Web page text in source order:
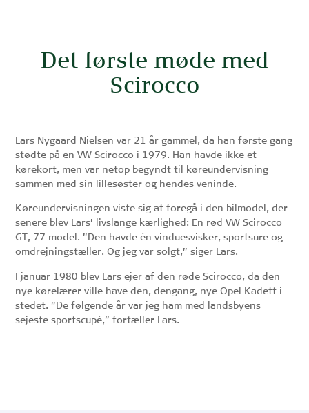
Det første møde med
Scirocco
Lars Nygaard Nielsen var 21 år gammel, da han første gang
stødte på en VW Scirocco i 1979. Han havde ikke et
kørekort, men var netop begyndt til køreundervisning
sammen med sin lillesøster og hendes veninde.
Køreundervisningen viste sig at foregå i den bilmodel, der
senere blev Lars’ livslange kærlighed: En rød VW Scirocco
GT, 77 model. ”Den havde én vinduesvisker, sportsure og
omdrejningstæller. Og jeg var solgt,” siger Lars.
I januar 1980 blev Lars ejer af den røde Scirocco, da den
nye kørelærer ville have den, dengang, nye Opel Kadett i
stedet. ”De følgende år var jeg ham med landsbyens
sejeste sportscupé,” fortæller Lars.